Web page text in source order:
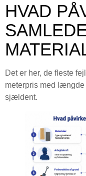
HVAD
Det er her, de fleste
meterpris med
sjældent.